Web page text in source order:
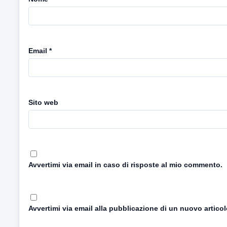
Email *
Sito web
Avvertimi via email in caso di risposte al mio commento.
Avvertimi via email alla pubblicazione di un nuovo